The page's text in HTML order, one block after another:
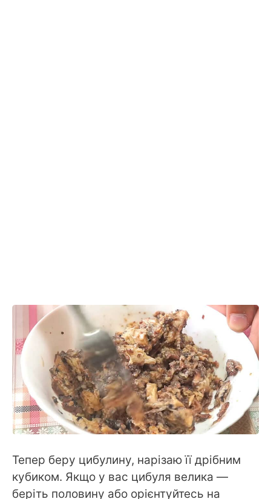
Тепер беру цибулину, нарізаю її дрібним
кубиком. Якщо у вас цибуля велика —
беріть половину або орієнтуйтесь на